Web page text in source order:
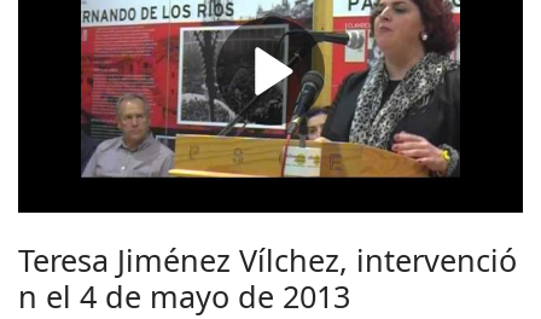
Teresa Jiménez Vílchez, intervenció
n el 4 de mayo de 2013